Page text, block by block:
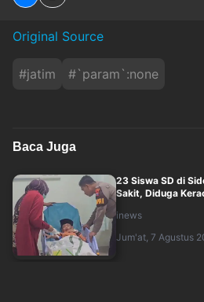
Original Source
#jatim #`param`:none
Baca Juga
23 Siswa SD di
Sakit, Diduga
inews
Jum'at, 7 Agustus